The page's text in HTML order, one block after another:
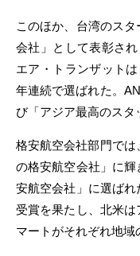
このほか、台湾のス
会社」として表彰さ
エア・トランザット
年連続で選ばれた。
び「アジア最高のスタ
格安航空会社部門で
の格安航空会社」に
安航空会社」に選ば
受賞を果たし、北米
マートがそれぞれ地域